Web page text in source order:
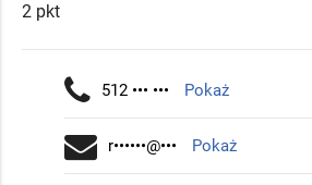
2 pkt
512 ••• ••• Pokaż
r••••••@••• Pokaż